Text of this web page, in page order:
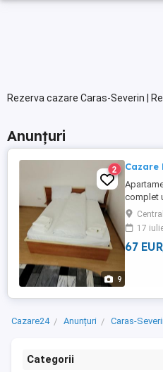
Rezerva cazare Caras-Severin |
Anunțuri
9
2 Cazare
complet
cuptor
>Doua
tv,wi-
maxima
17
67
Cazare24 Anunțuri Caras-
Categorii